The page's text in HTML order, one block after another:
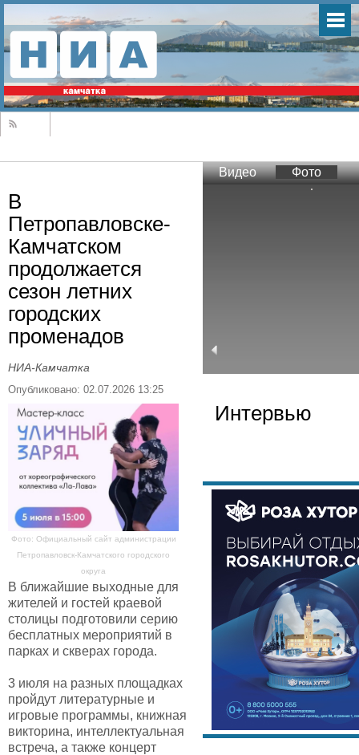
В
Петропавловске-
Камчатском
продолжается
сезон летних
городских
променадов
НИА-Камчатка
Опубликовано: 02.07.2026 13:25
Фото: Официальный сайт администрации
Петропавловск-Камчатского городского
округа
В ближайшие выходные для
жителей и гостей краевой
столицы подготовили серию
бесплатных мероприятий в
парках и скверах города.
3 июля на разных площадках
пройдут литературные и
игровые программы, книжная
викторина, интеллектуальная
встреча, а также концерт
Видео Фото
Интервью